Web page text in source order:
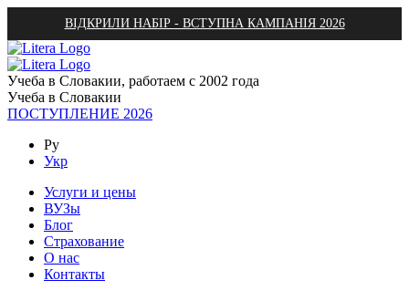
ВІДКРИЛИ НАБІР - ВСТУПНА КАМПАНІЯ 2026
Учеба в Словакии, работаем с 2002 года
Учеба в Словакии
ПОСТУПЛЕНИЕ 2026
Ру
Укр
Услуги и цены
ВУЗы
Блог
Страхование
О нас
Контакты